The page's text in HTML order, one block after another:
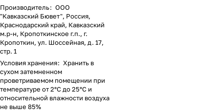
Производитель: ООО
"Кавказский Бювет", Россия,
Краснодарский край, Кавказский
м.р-н, Кропоткинское г.п., г.
Кропоткин, ул. Шоссейная, д. 17,
стр. 1
Условия хранения: Хранить в
сухом затемненном
проветриваемом помещении при
температуре от 2°C до 25°C и
относительной влажности воздуха
не выше 85%